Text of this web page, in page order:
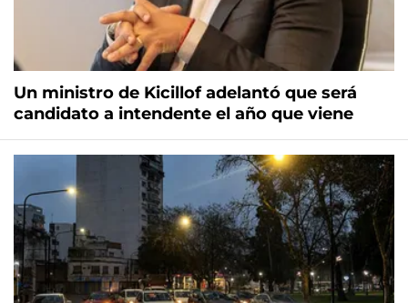
Un ministro de Kicillof adelantó que será
candidato a intendente el año que viene